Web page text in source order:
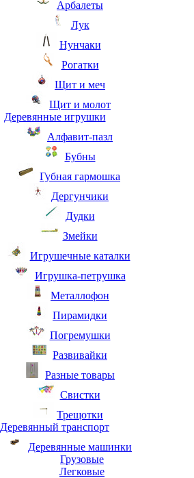
Арбалеты
Лук
Нунчаки
Рогатки
Щит и меч
Щит и молот
Деревянные игрушки
Алфавит-пазл
Бубны
Губная гармошка
Дергунчики
Дудки
Змейки
Игрушечные каталки
Игрушка-петрушка
Металлофон
Пирамидки
Погремушки
Развивайки
Разные товары
Свистки
Трещотки
Деревянный транспорт
Деревянные машинки
Грузовые
Легковые